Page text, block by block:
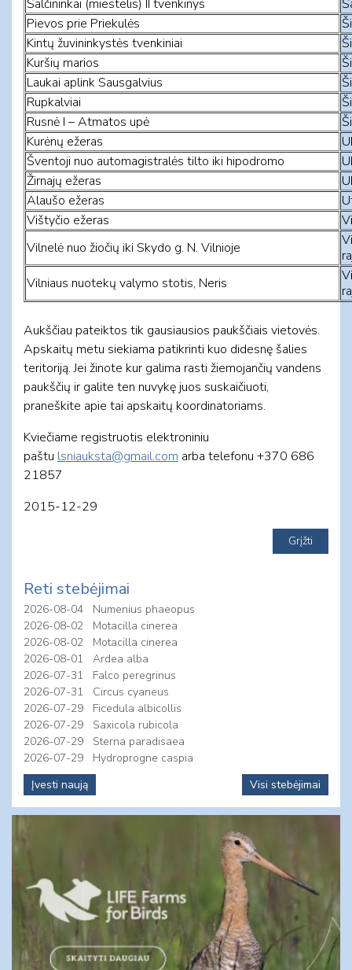
Šalčininkai (miestelis) II tvenkinys
Pievos prie Priekulės
Kintų žuvininkystės tvenkiniai
Kuršių marios
Laukai aplink Sausgalvius
Rupkalviai
Rusnė I – Atmatos upė
Kurėnų ežeras
Šventoji nuo automagistralės tilto iki hipodromo
Žirnajų ežeras
Alaušo ežeras
Vištyčio ežeras
Vilnelė nuo žiočių iki Skydo g. N. Vilnioje
Vilniaus nuotekų valymo stotis, Neris
Aukščiau pateiktos tik gausiausios paukščiais vietovės.
Apskaitų metu siekiama patikrinti kuo didesnę šalies
teritoriją. Jei žinote kur galima rasti žiemojančių vandens
paukščių ir galite ten nuvykę juos suskaičiuoti,
praneškite apie tai apskaitų koordinatoriams.
Kviečiame registruotis elektroniniu
paštu lsniauksta@gmail.com arba telefonu +370 686
21857
2015-12-29
Reti stebėjimai
2026-08-04
Numenius phaeopus
2026-08-02
Motacilla cinerea
2026-08-02
Motacilla cinerea
2026-08-01
Ardea alba
2026-07-31
Falco peregrinus
2026-07-31
Circus cyaneus
2026-07-29
Ficedula albicollis
2026-07-29
Saxicola rubicola
2026-07-29
Sterna paradisaea
2026-07-29
Hydroprogne caspia
Įvesti naują
Visi stebėjimai